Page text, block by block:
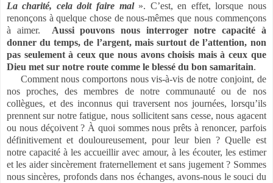
La charité, cela doit faire mal». C’est, en effet, lorsque nous
renonçons à quelque chose de nous-mêmes que nous commençons
à aimer. Aussi pouvons nous interroger notre capacité à
donner du temps, de l’argent, mais surtout de l’attention, non
pas seulement à ceux que nous avons choisis mais à ceux que
Dieu met sur notre route comme le blessé du bon samaritain.
Comment nous comportons nous vis-à-vis de notre conjoint, de
nos proches, des membres de notre communauté ou de nos
collègues, et des inconnus qui traversent nos journées, lorsqu’ils
prennent sur notre fatigue, nous sollicitent sans cesse, nous agacent
ou nous déçoivent ? À quoi sommes nous prêts à renoncer, parfois
définitivement et douloureusement, pour leur bien ? Quelle est
notre capacité à les accueillir avec amour, à les écouter, les estimer
et les aider sincèrement fraternellement et sans jugement ? Sommes
nous sincères, profonds dans nos échanges, avons-nous le souci du